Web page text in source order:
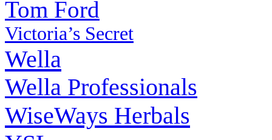
Tom Ford
Victoria’s Secret
Wella
Wella Professionals
WiseWays Herbals